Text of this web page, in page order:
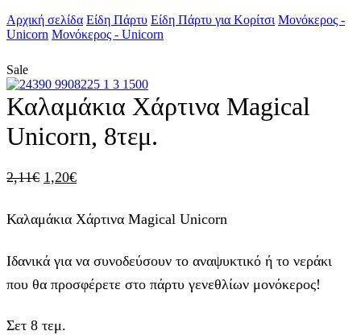
Αρχική σελίδα Είδη Πάρτυ Είδη Πάρτυ για Κορίτσι Μονόκερος -
Unicorn Μονόκερος - Unicorn
Sale
Καλαμάκια Χάρτινα Magical
Unicorn, 8τεμ.
2,11€ Original
was:
1,20€Η
τιμή
1,20€.
Καλαμάκια Χάρτινα Magical Unicorn
Ιδανικά για να συνοδεύσουν το αναψυκτικό ή το νεράκι
που θα προσφέρετε στο πάρτυ γενεθλίων μονόκερος!
Σετ 8 τεμ.